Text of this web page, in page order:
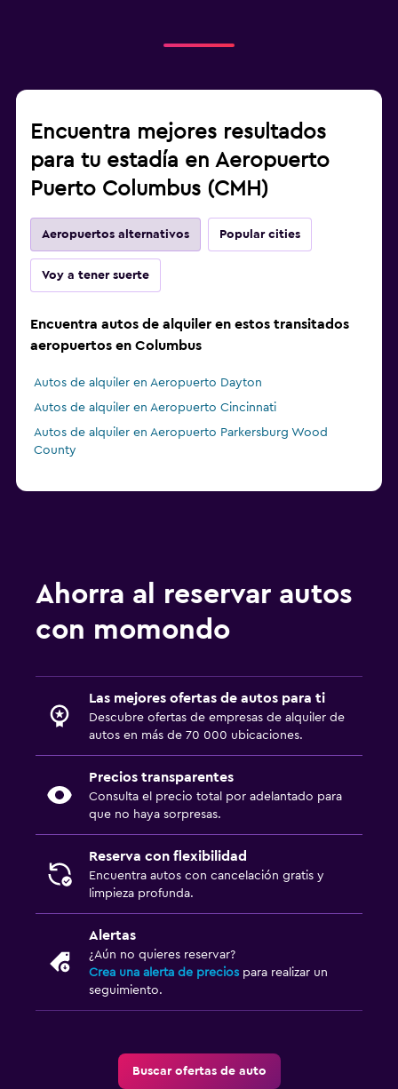
Encuentra mejores resultados
para tu estadía en Aeropuerto
Puerto Columbus (CMH)
Aeropuertos alternativos Popular cities
Voy a tener suerte
Encuentra autos de alquiler en estos transitados
aeropuertos en Columbus
Autos de alquiler en Aeropuerto Dayton
Autos de alquiler en Aeropuerto Cincinnati
Autos de alquiler en Aeropuerto Parkersburg Wood
County
Ahorra al reservar autos
con momondo
Las mejores ofertas de autos para ti
Descubre ofertas de empresas de alquiler de
autos en más de 70 000 ubicaciones.
Precios transparentes
Consulta el precio total por adelantado para
que no haya sorpresas.
Reserva con flexibilidad
Encuentra autos con cancelación gratis y
limpieza profunda.
Alertas
¿Aún no quieres reservar?
Crea una alerta de precios para realizar un
seguimiento.
Buscar ofertas de auto